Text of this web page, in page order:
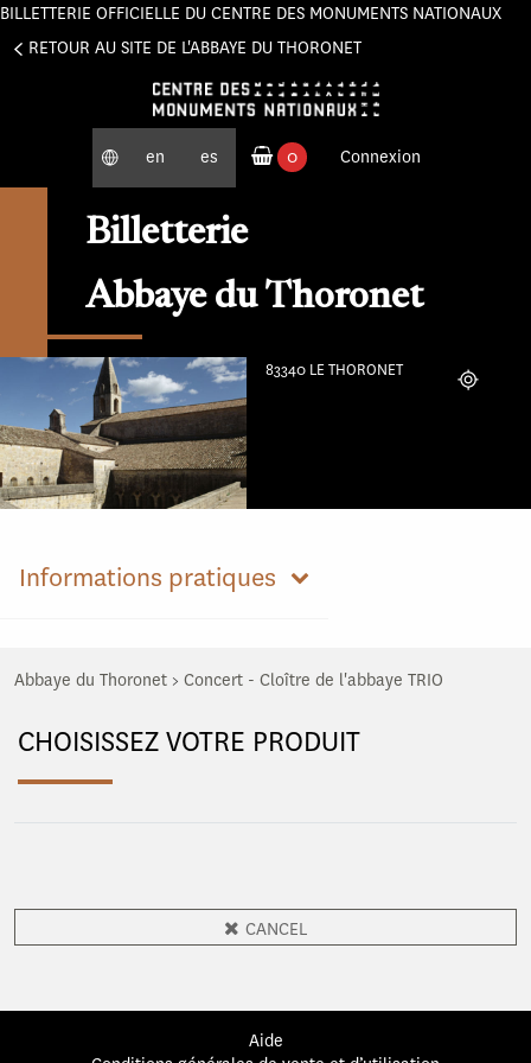
BILLETTERIE OFFICIELLE DU CENTRE DES MONUMENTS NATIONAUX
RETOUR AU SITE DE L'ABBAYE DU THORONET
en es
0
Connexion
Billetterie
Abbaye du Thoronet
83340 LE THORONET Localiser
Informations pratiques
Abbaye du Thoronet > Concert - Cloître de l'abbaye TRIO
CHOISISSEZ VOTRE PRODUIT
CANCEL
Aide
Panneau de gestion des cookies